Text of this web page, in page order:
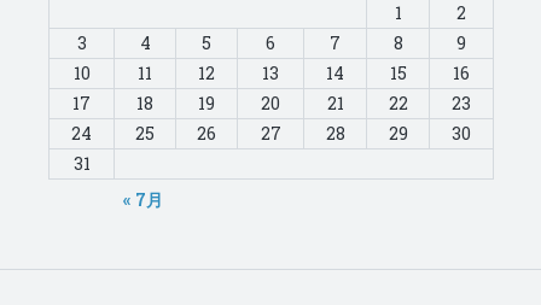
« 7月
1
2
3
4 5 6 7 8
9
10
11 12 13 14 15
16
17
18 19 20 21 22
23
24
25 26 27 28 29
30
31